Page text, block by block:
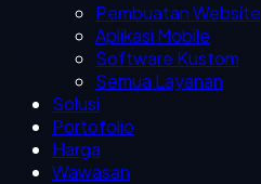
Pembuatan Website
Aplikasi Mobile
Software Kustom
Semua Layanan
Solusi
Portofolio
Harga
Wawasan